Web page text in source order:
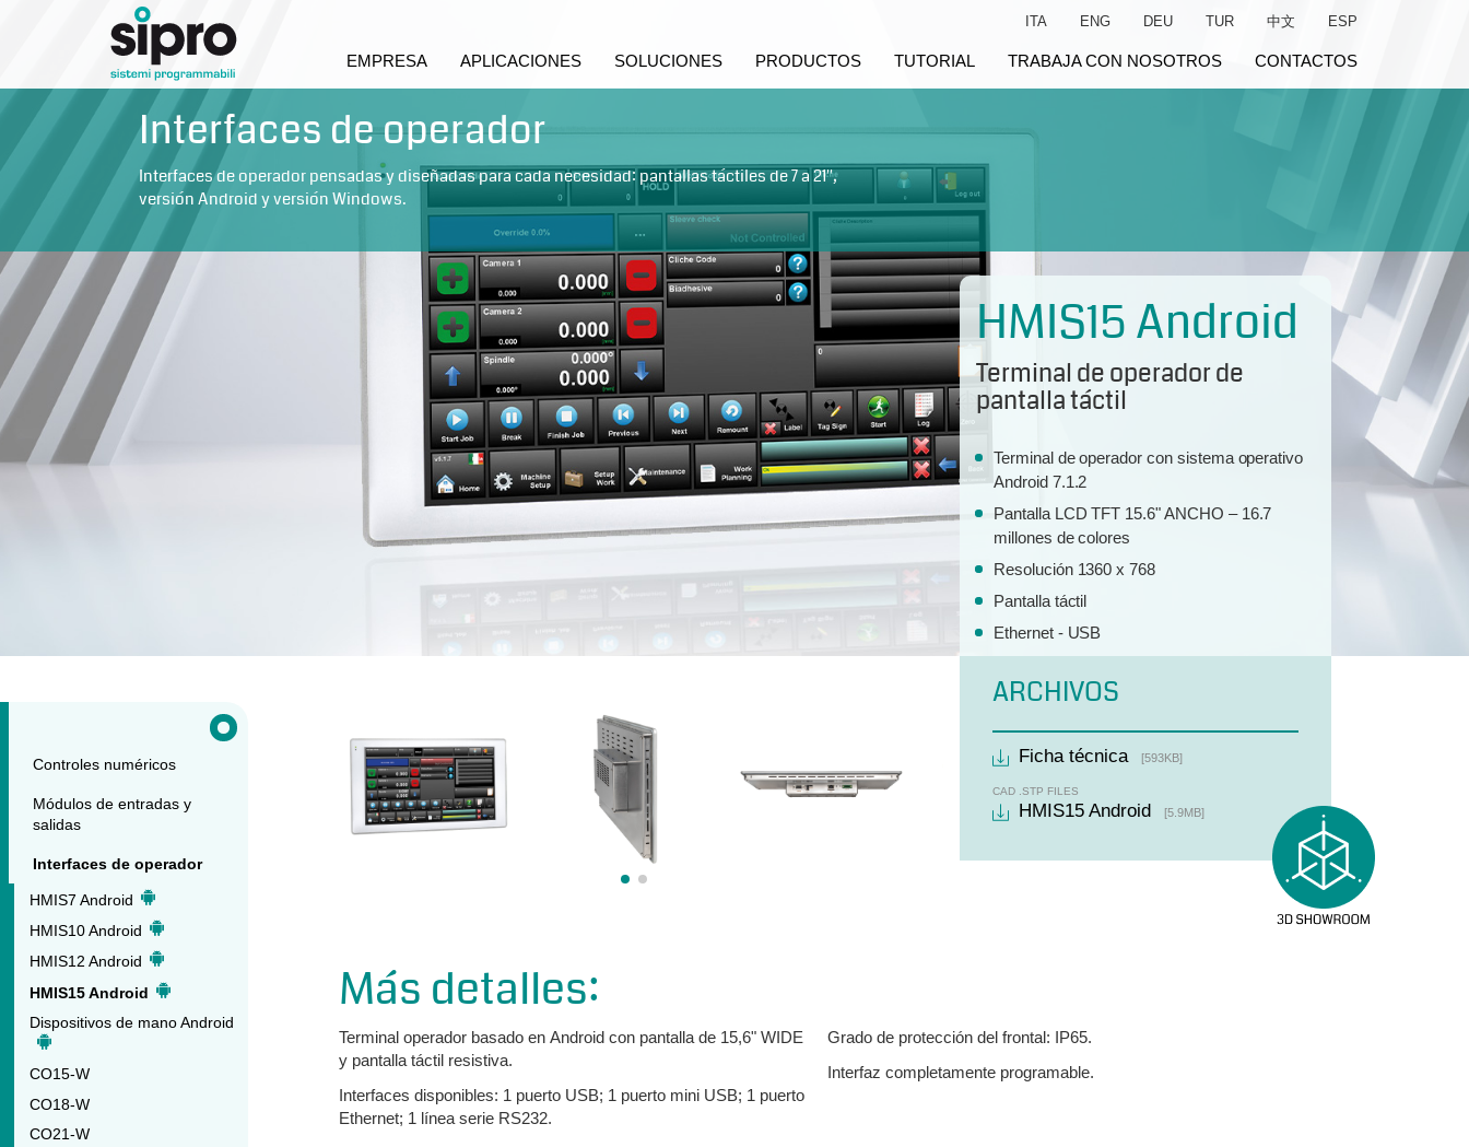
Interfaces de operador
Interfaces de operador pensadas y diseñadas para cada necesidad: pantallas táctiles de 7 a 21'',
versión Android y versión Windows.
HMIS15 Android
Terminal de operador de
pantalla táctil
Terminal de operador con sistema operativo
Android 7.1.2
Pantalla LCD TFT 15.6" ANCHO – 16.7
millones de colores
Resolución 1360 x 768
Pantalla táctil
Ethernet - USB
EMPRESA APLICACIONES SOLUCIONES PRODUCTOS TUTORIAL TRABAJA CON NOSOTROS CONTACTOS
ITA ENG DEU TUR 中文 ESP
Controles numéricos
Módulos de entradas y
salidas
Interfaces de operador
HMIS7 Android
HMIS10 Android
HMIS12 Android
HMIS15 Android
Dispositivos de mano Android
CO15-W
CO18-W
CO21-W
ARCHIVOS
Ficha técnica [593KB]
CAD .STP FILES
HMIS15 Android [5.9MB]
Más detalles:
Terminal operador basado en Android con pantalla de 15,6" WIDE
y pantalla táctil resistiva.
Interfaces disponibles: 1 puerto USB; 1 puerto mini USB; 1 puerto
Ethernet; 1 línea serie RS232.
Grado de protección del frontal: IP65.
Interfaz completamente programable.